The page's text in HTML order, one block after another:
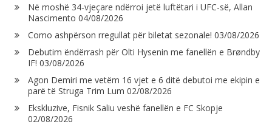
Në moshë 34-vjeçare ndërroi jetë luftëtari i UFC-së, Allan
Nascimento 04/08/2026
Como ashpërson rregullat për biletat sezonale! 03/08/2026
Debutim ëndërrash për Olti Hysenin me fanellën e Brøndby
IF! 03/08/2026
Agon Demiri me vetëm 16 vjet e 6 ditë debutoi me ekipin e
parë të Struga Trim Lum 02/08/2026
Ekskluzive, Fisnik Saliu veshë fanellën e FC Skopje
02/08/2026